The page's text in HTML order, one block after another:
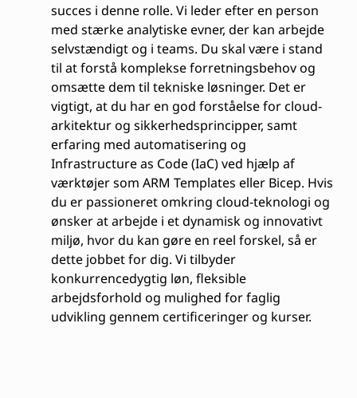
succes i denne rolle. Vi leder efter en person
med stærke analytiske evner, der kan arbejde
selvstændigt og i teams. Du skal være i stand
til at forstå komplekse forretningsbehov og
omsætte dem til tekniske løsninger. Det er
vigtigt, at du har en god forståelse for cloud-
arkitektur og sikkerhedsprincipper, samt
erfaring med automatisering og
Infrastructure as Code (IaC) ved hjælp af
værktøjer som ARM Templates eller Bicep. Hvis
du er passioneret omkring cloud-teknologi og
ønsker at arbejde i et dynamisk og innovativt
miljø, hvor du kan gøre en reel forskel, så er
dette jobbet for dig. Vi tilbyder
konkurrencedygtig løn, fleksible
arbejdsforhold og mulighed for faglig
udvikling gennem certificeringer og kurser.